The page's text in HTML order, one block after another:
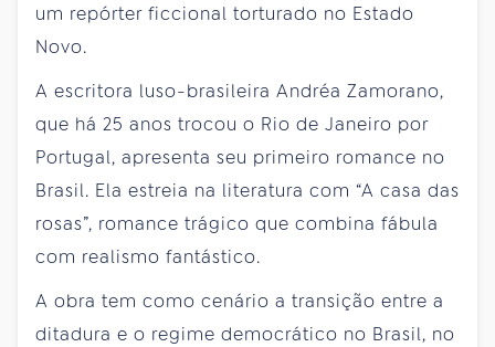
um repórter ficcional torturado no Estado
Novo.
A escritora luso-brasileira Andréa Zamorano,
que há 25 anos trocou o Rio de Janeiro por
Portugal, apresenta seu primeiro romance no
Brasil. Ela estreia na literatura com “A casa das
rosas”, romance trágico que combina fábula
com realismo fantástico.
A obra tem como cenário a transição entre a
ditadura e o regime democrático no Brasil, no